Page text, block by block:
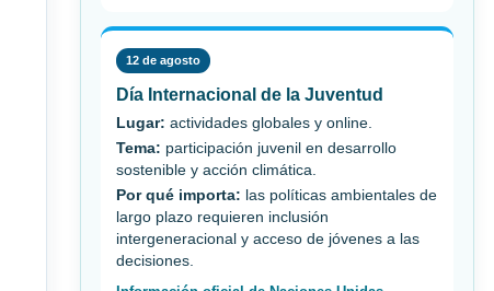
12 de agosto
Día Internacional de la Juventud
Lugar: actividades globales y online.
Tema: participación juvenil en desarrollo
sostenible y acción climática.
Por qué importa: las políticas ambientales de
largo plazo requieren inclusión
intergeneracional y acceso de jóvenes a las
decisiones.